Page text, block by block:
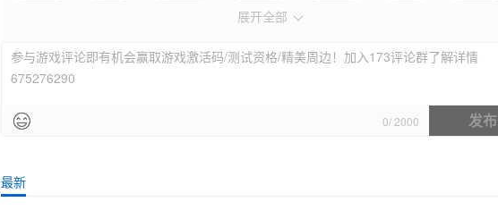
养成合理
无趣支线
展开全部
参与游戏评论即有机会赢取游戏激活码/测试资格/精美周边！加入173评论群了解详情
675276290
0/ 2000 发布
最新